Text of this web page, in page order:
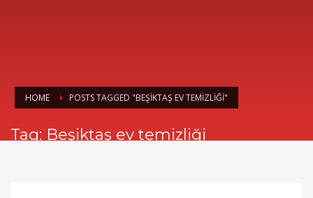
HOME POSTS TAGGED "BEŞIKTAŞ EV TEMIZLIĞI"
Tag: Beşiktaş ev temizliği